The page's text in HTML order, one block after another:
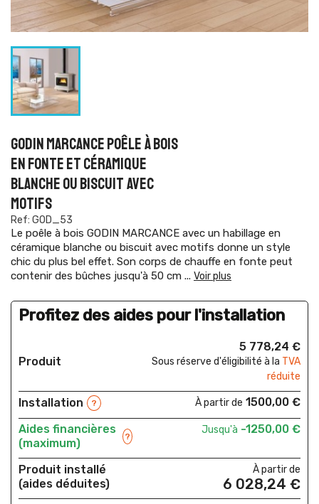
GODIN MARCANCE POÊLE À BOIS
EN FONTE ET CÉRAMIQUE
BLANCHE OU BISCUIT AVEC
MOTIFS
Ref: GOD_53
Le poêle à bois GODIN MARCANCE avec un habillage en
céramique blanche ou biscuit avec motifs donne un style
chic du plus bel effet. Son corps de chauffe en fonte peut
contenir des bûches jusqu'à 50 cm ... Voir plus
Profitez des aides pour l'installation
Produit
5 778,24 €
Sous réserve d'éligibilité à la TVA
réduite
Installation ? À partir de 1500,00 €
Aides financières
(maximum)
?
Jusqu'à -1250,00 €
Produit installé
(aides déduites)
À partir de
6 028,24 €